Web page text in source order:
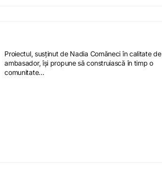
Proiectul, susținut de Nadia Comăneci în calitate de
ambasador, își propune să construiască în timp o
comunitate...